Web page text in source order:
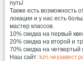
путь!
Также есть возможность
локации и у нас есть
мастер классов.
10% скидка на первый
20% скидка на второй и
70% скидка на четвертый
Наш сайт: